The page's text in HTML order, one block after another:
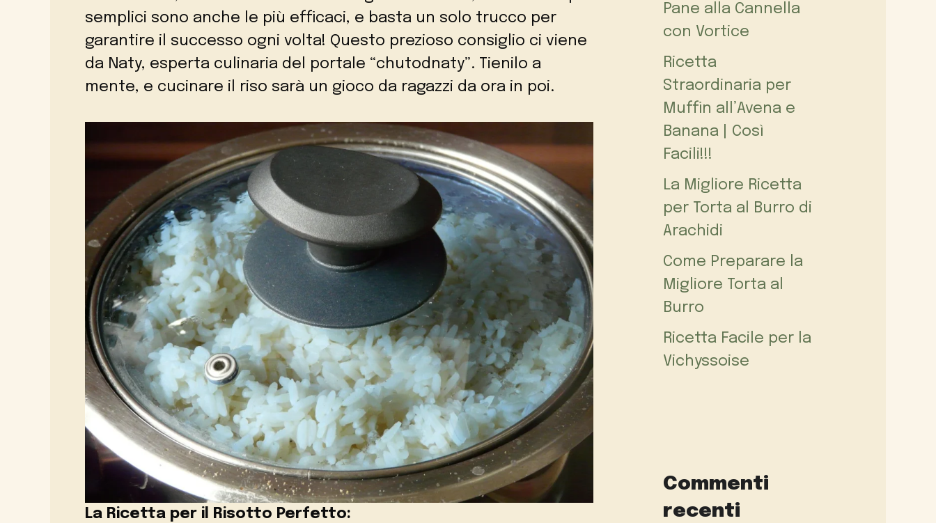
semplici sono anche le più efficaci, e basta un solo trucco per
garantire il successo ogni volta! Questo prezioso consiglio ci viene
da Naty, esperta culinaria del portale “chutodnaty”. Tienilo a
mente, e cucinare il riso sarà un gioco da ragazzi da ora in poi.
La Ricetta per il Risotto Perfetto:
Pane alla Cannella
con Vortice
Ricetta
Straordinaria per
Muffin all’Avena e
Banana | Così
Facili!!!
La Migliore Ricetta
per Torta al Burro di
Arachidi
Come Preparare la
Migliore Torta al
Burro
Ricetta Facile per la
Vichyssoise
Commenti
recenti